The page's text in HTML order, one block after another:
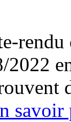
rendu
savoir